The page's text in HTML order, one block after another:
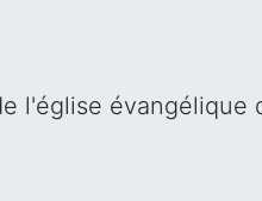
l'église évangélique